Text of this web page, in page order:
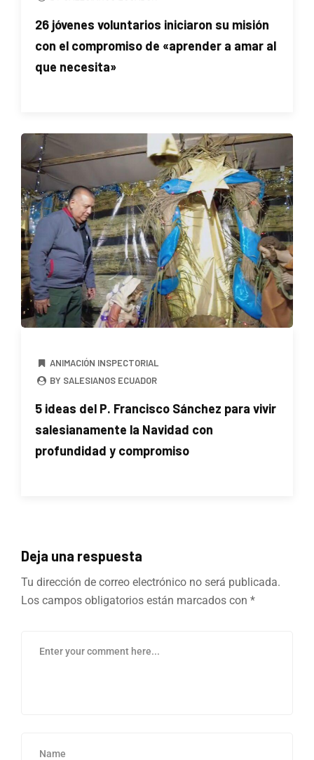
26 jóvenes voluntarios iniciaron su misión
con el compromiso de «aprender a amar al
que necesita»
ANIMACIÓN INSPECTORIAL
BY SALESIANOS ECUADOR
5 ideas del P. Francisco Sánchez para vivir
salesianamente la Navidad con
profundidad y compromiso
Deja una respuesta
Tu dirección de correo electrónico no será publicada.
Los campos obligatorios están marcados con *